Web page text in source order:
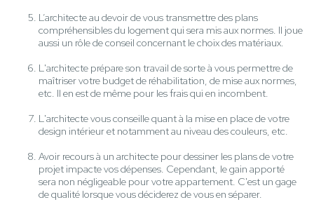
L’architecte au devoir de vous transmettre des plans
compréhensibles du logement qui sera mis aux normes. Il joue
aussi un rôle de conseil concernant le choix des matériaux.
L'architecte prépare son travail de sorte à vous permettre de
maîtriser votre budget de réhabilitation, de mise aux normes,
etc. Il en est de même pour les frais qui en incombent.
L'architecte vous conseille quant à la mise en place de votre
design intérieur et notamment au niveau des couleurs, etc.
Avoir recours à un architecte pour dessiner les plans de votre
projet impacte vos dépenses. Cependant, le gain apporté
sera non négligeable pour votre appartement. C'est un gage
de qualité lorsque vous déciderez de vous en séparer.